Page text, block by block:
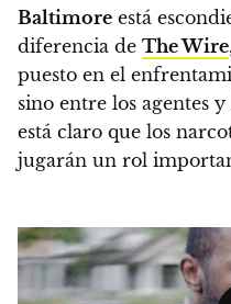
Baltimore está
diferencia de The Wire
puesto en el
sino entre los agentes
está claro que los
jugarán un rol